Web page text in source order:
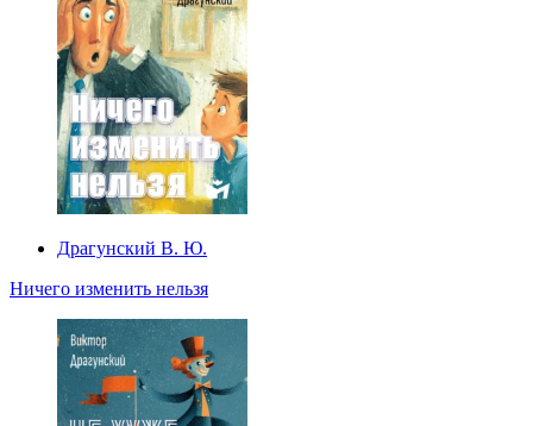
Драгунский В. Ю.
Ничего изменить нельзя